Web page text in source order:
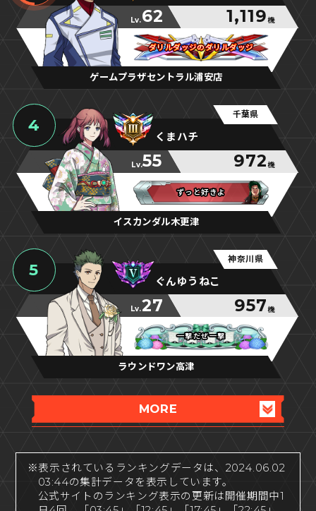
Lv.62 1,119機
ダリルダッジのダリルダッジ
ダリルダッジのダリルダッジ
ダリルダッジのダリルダッジ
ゲームプラザセントラル浦安店
4
千葉県
くまハチ
Lv.55 972機
ずっと好きよ
ずっと好きよ
ずっと好きよ
イスカンダル木更津
5
神奈川県
ぐんゆうねこ
Lv.27 957機
一撃だぜ一撃
一撃だぜ一撃
一撃だぜ一撃
ラウンドワン高津
MORE
※表示されているランキングデータは、2024.06.02
03:44の集計データを表示しています。
公式サイトのランキング表示の更新は開催期間中1